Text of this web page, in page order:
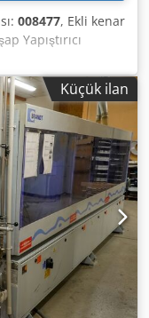
008477, Ekli kenar
Yapıştırıcı
Dedpoy Hq Nvofx
ilerleme
60 mm Çalışma
Küçük ilan